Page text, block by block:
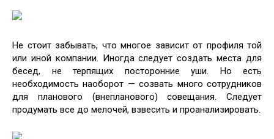
Не стоит забывать, что многое зависит от профиля той
или иной компании. Иногда следует создать места для
бесед, не терпящих посторонние уши. Но есть
необходимость наоборот — созвать много сотрудников
для планового (внепланового) совещания. Следует
продумать все до мелочей, взвесить и проанализировать.